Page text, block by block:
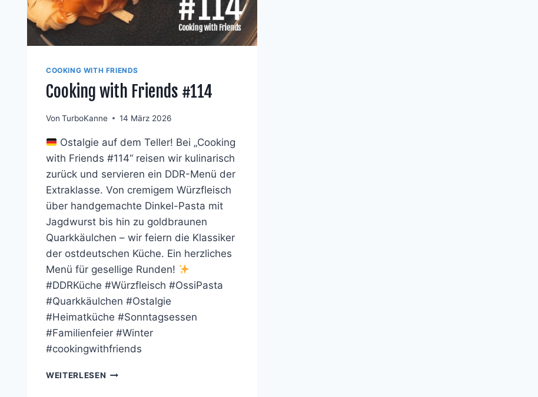
COOKING WITH FRIENDS
Cooking with Friends #114
Von TurboKanne 14 März 2026
Ostalgie auf dem Teller! Bei „Cooking
with Friends #114“ reisen wir kulinarisch
zurück und servieren ein DDR-Menü der
Extraklasse. Von cremigem Würzfleisch
über handgemachte Dinkel-Pasta mit
Jagdwurst bis hin zu goldbraunen
Quarkkäulchen – wir feiern die Klassiker
der ostdeutschen Küche. Ein herzliches
Menü für gesellige Runden!
#DDRKüche #Würzfleisch #OssiPasta
#Quarkkäulchen #Ostalgie
#Heimatküche #Sonntagsessen
#Familienfeier #Winter
#cookingwithfriends
WEITERLESEN COOKING